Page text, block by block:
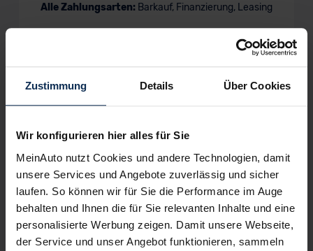
Zustimmung Details Über Cookies
Wir konfigurieren hier alles für Sie
MeinAuto nutzt Cookies und andere Technologien, damit
unsere Services und Angebote zuverlässig und sicher
laufen. So können wir für Sie die Performance im Auge
behalten und Ihnen die für Sie relevanten Inhalte und eine
personalisierte Werbung zeigen. Damit unsere Webseite,
der Service und unser Angebot funktionieren, sammeln
Alle Zahlungsarten: Barkauf, Finanzierung, Leasing
Keine Kosten:
Unser Service ist für dich 100%
Wir sind stolz auf eine hohe
Kundenzufriedenheit!
MeinAuto.de hat langjährige Erfahrungen auf dem
Neuwagenmarkt in Deutschland. Unsere Kunden haben
dadurch ihr Wunschauto zum Top-Rabatt erhalten und